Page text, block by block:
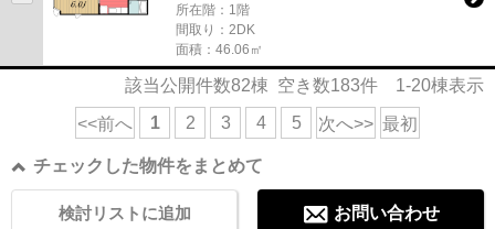
所在階：1階
間取り：2DK
面積：46.06㎡
該当公開件数82棟 空き数183件 1-20棟表示
<<前へ 1 2 3 4 5 次へ>> 最初
チェックした物件をまとめて
お問い合わせ
検討リストに追加